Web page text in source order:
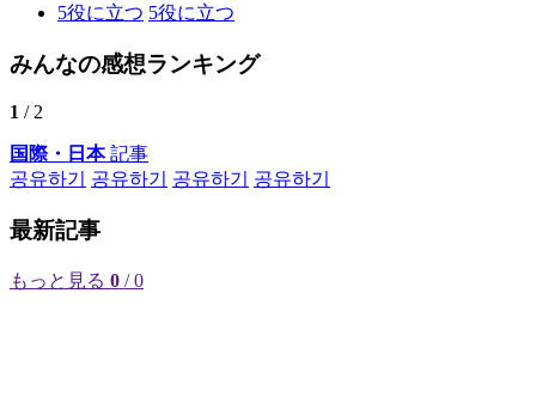
5役に立つ 5役に立つ
みんなの感想ランキング
1 / 2
国際・日本記事
공유하기
공유하기 공유하기 공유하기
最新記事
もっと見る 0 / 0